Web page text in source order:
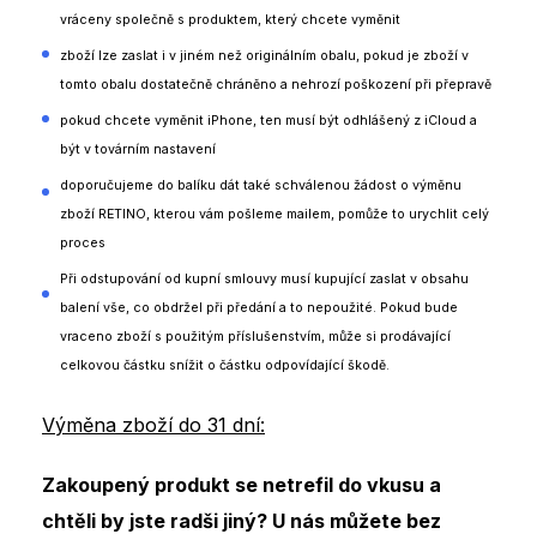
vráceny společně s produktem, který chcete vyměnit
zboží lze zaslat i v jiném než originálním obalu, pokud je zboží v
tomto obalu dostatečně chráněno a nehrozí poškození při přepravě
pokud chcete vyměnit iPhone, ten musí být odhlášený z iCloud a
být v továrním nastavení
doporučujeme do balíku dát také schválenou žádost o výměnu
zboží RETINO, kterou vám pošleme mailem, pomůže to urychlit celý
proces
Při odstupování od kupní smlouvy musí kupující zaslat v obsahu
balení vše, co obdržel při předání a to nepoužité. Pokud bude
vraceno zboží s použitým příslušenstvím, může si prodávající
celkovou částku snížit o částku odpovídající škodě.
Výměna zboží do 31 dní:
Zakoupený produkt se netrefil do vkusu a
chtěli by jste radši jiný? U nás můžete bez